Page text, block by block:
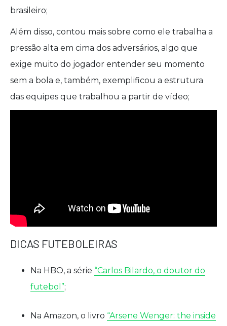
brasileiro;
Além disso, contou mais sobre como ele trabalha a
pressão alta em cima dos adversários, algo que
exige muito do jogador entender seu momento
sem a bola e, também, exemplificou a estrutura
das equipes que trabalhou a partir de vídeo;
DICAS FUTEBOLEIRAS
Na HBO, a série “Carlos Bilardo, o doutor do
futebol”;
Na Amazon, o livro “Arsene Wenger: the inside